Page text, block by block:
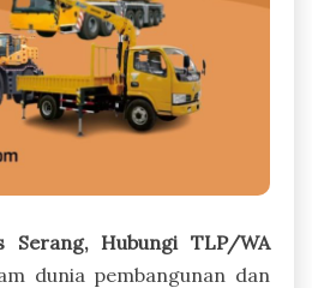
Serang, Hubungi TLP/WA
dunia pembangunan dan